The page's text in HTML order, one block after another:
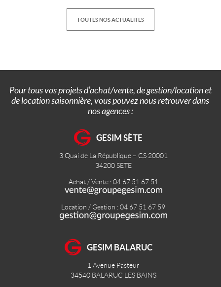
TOUTES NOS ACTUALITÉS
Pour tous vos projets d’achat/vente, de gestion/location et
de location saisonnière, vous pouvez nous retrouver dans
nos agences :
GESIM SÈTE
3 Quai de La République – CS 20001
34200SETE
Achat / Vente : 04 67 51 67 51
Location / Gestion : 04 67 51 67 59
GESIM BALARUC
1 Avenue Pasteur
34540 BALARUC LES BAINS